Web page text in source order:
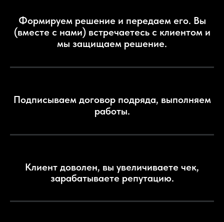
Формируем решение и передаем его. Вы
(вместе с нами) встречаетесь с клиентом и
мы защищаем решение.
Подписываем договор подряда, выполняем
работы.
Клиент доволен, вы увеличиваете чек,
зарабатываете репутацию.